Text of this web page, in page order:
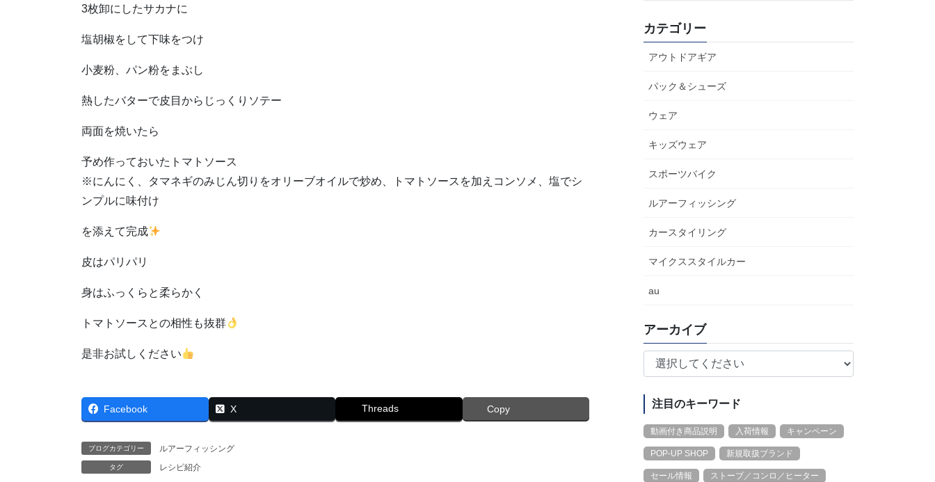
3枚卸にしたサカナに
塩胡椒をして下味をつけ
小麦粉、パン粉をまぶし
熱したバターで皮目からじっくりソテー
両面を焼いたら
予め作っておいたトマトソース
※にんにく、タマネギのみじん切りをオリーブオイルで炒め、トマトソースを加えコンソメ、塩でシ
ンプルに味付け
を添えて完成
皮はパリパリ
身はふっくらと柔らかく
トマトソースとの相性も抜群
是非お試しください
Facebook X Threads Copy
ブログカテゴリー ルアーフィッシング
タグ レシピ紹介
カテゴリー
アウトドアギア
パック＆シューズ
ウェア
キッズウェア
スポーツバイク
ルアーフィッシング
カースタイリング
マイクススタイルカー
au
アーカイブ
注目のキーワード
動画付き商品説明 入荷情報 キャンペーン
POP-UP SHOP 新規取扱ブランド
セール情報 ストーブ／コンロ／ヒーター